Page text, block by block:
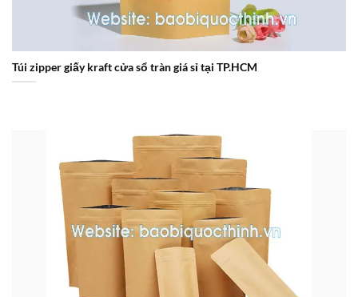
Túi zipper giấy kraft cửa sổ tràn giá sỉ tại TP.HCM